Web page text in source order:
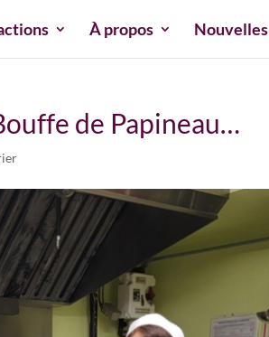
À propos Nouvelles
de Papineau…